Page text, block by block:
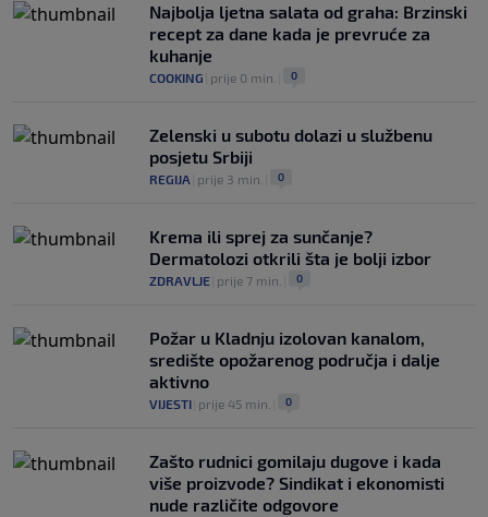
Najbolja ljetna salata od graha: Brzinski
recept za dane kada je prevruće za
kuhanje
COOKING prije 0 min. 0
Zelenski u subotu dolazi u službenu
posjetu Srbiji
REGIJA prije 3 min. 0
Krema ili sprej za sunčanje?
Dermatolozi otkrili šta je bolji izbor
ZDRAVLJE prije 7 min. 0
Požar u Kladnju izolovan kanalom,
središte opožarenog područja i dalje
aktivno
VIJESTI prije 45 min. 0
Zašto rudnici gomilaju dugove i kada
više proizvode? Sindikat i ekonomisti
nude različite odgovore